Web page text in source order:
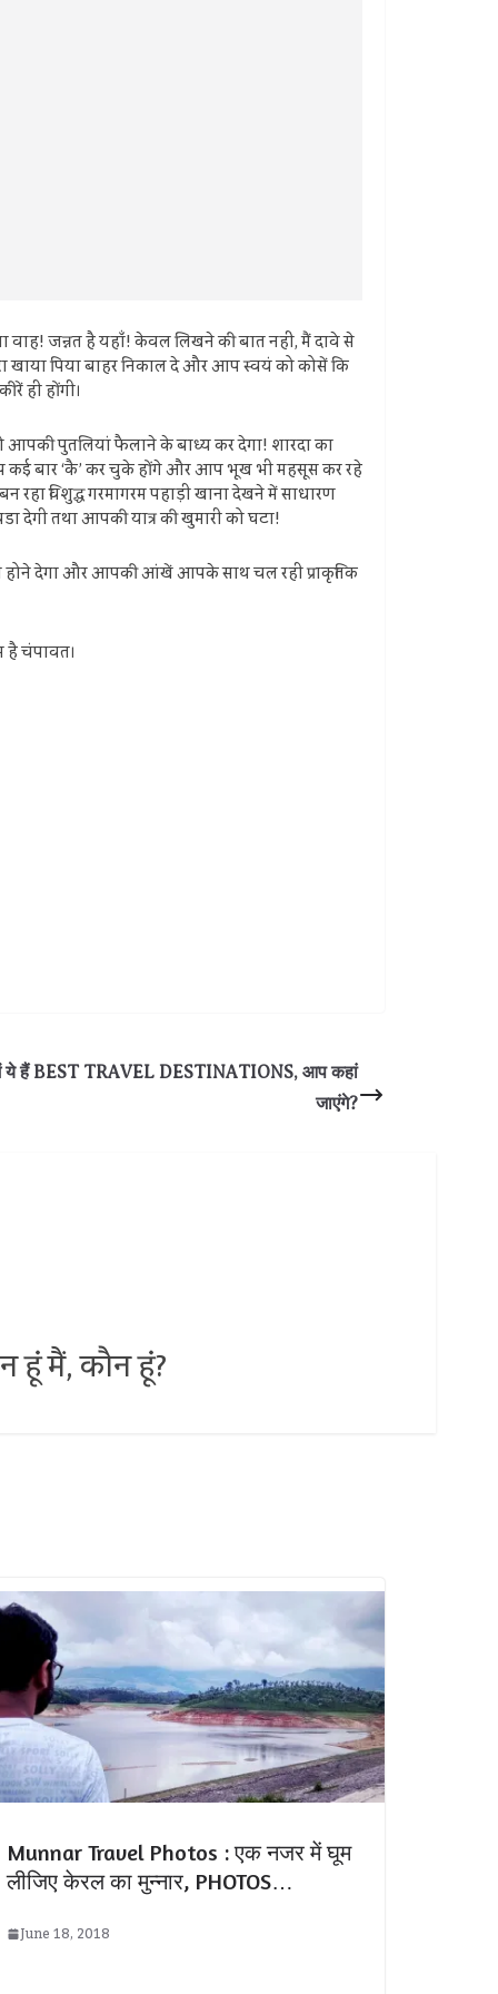
जन्नत है यहाँ! केवल लिखने की बात नहीं, मैं दावे से
पिया बाहर निकाल दे और आप स्वयं को कोसें कि
ही होंगी।
पुतलियां फैलाने के बाध्य कर देगा! शारदा का
कई बार ‘कै’ कर चुके होंगे और आप भूख भी महसूस कर रहे
विशुद्ध गरमागरम पहाड़ी खाना देखने में साधारण
तथा आपकी यात्र की खुमारी को घटा!
होने देगा और आपकी आंखें आपके साथ चल रही प्राकृतिक
चंपावत।
हैं BEST TRAVEL DESTINATIONS, आप कहां
जाएंगे?
हूं मैं, कौन हूं?
Munnar Travel Photos : एक नजर में घूम
लीजिए केरल का मुन्नार, PHOTOS…
June 18, 2018